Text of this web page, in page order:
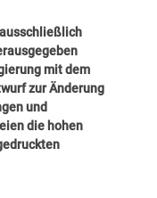
mit dem
zur Änderung
und
die hohen